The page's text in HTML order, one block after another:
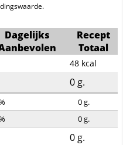
Dagelijks
Recept
Totaal
48 kcal
0g.
0g.
0g.
0g.